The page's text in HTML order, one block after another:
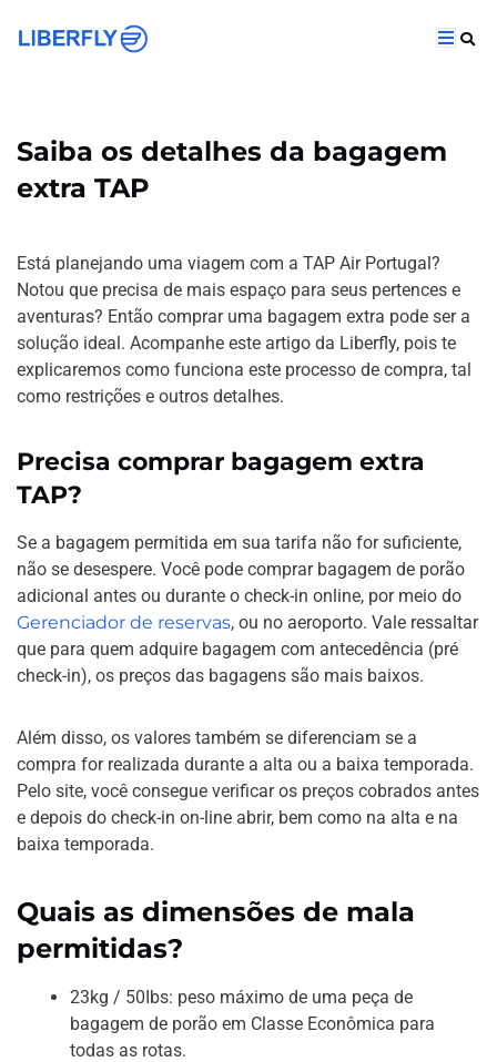
Saiba os detalhes da bagagem
extra TAP
Está planejando uma viagem com a TAP Air Portugal?
Notou que precisa de mais espaço para seus pertences e
aventuras? Então comprar uma bagagem extra pode ser a
solução ideal. Acompanhe este artigo da Liberfly, pois te
explicaremos como funciona este processo de compra, tal
como restrições e outros detalhes.
Precisa comprar bagagem extra
TAP?
Se a bagagem permitida em sua tarifa não for suficiente,
não se desespere. Você pode comprar bagagem de porão
adicional antes ou durante o check-in online, por meio do
Gerenciador de reservas, ou no aeroporto. Vale ressaltar
que para quem adquire bagagem com antecedência (pré
check-in), os preços das bagagens são mais baixos.
Além disso, os valores também se diferenciam se a
compra for realizada durante a alta ou a baixa temporada.
Pelo site, você consegue verificar os preços cobrados antes
e depois do check-in on-line abrir, bem como na alta e na
baixa temporada.
Quais as dimensões de mala
permitidas?
23kg / 50Ibs: peso máximo de uma peça de
bagagem de porão em Classe Econômica para
todas as rotas.